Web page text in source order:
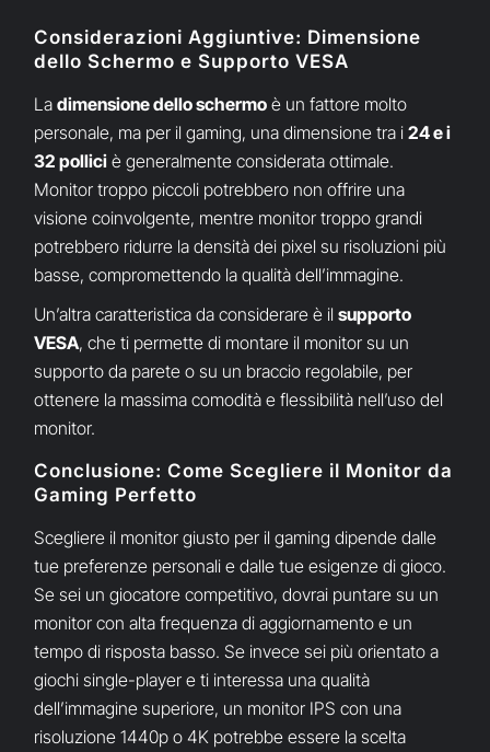
Considerazioni Aggiuntive: Dimensione
dello Schermo e Supporto VESA
Ladimensione dello schermo è un fattore molto
personale, ma per il gaming, una dimensione tra i24 e i
32 pollici è generalmente considerata ottimale.
Monitor troppo piccoli potrebbero non offrire una
visione coinvolgente, mentre monitor troppo grandi
potrebbero ridurre la densità dei pixel su risoluzioni più
basse, compromettendo la qualità dell’immagine.
Un’altra caratteristica da considerare è ilsupporto
VESA, che ti permette di montare il monitor su un
supporto da parete o su un braccio regolabile, per
ottenere la massima comodità e flessibilità nell’uso del
monitor.
Conclusione: Come Scegliere il Monitor da
Gaming Perfetto
Scegliere il monitor giusto per il gaming dipende dalle
tue preferenze personali e dalle tue esigenze di gioco.
Se sei un giocatore competitivo, dovrai puntare su un
monitor con alta frequenza di aggiornamento e un
tempo di risposta basso. Se invece sei più orientato a
giochi single-player e ti interessa una qualità
dell’immagine superiore, un monitor IPS con una
risoluzione 1440p o 4K potrebbe essere la scelta